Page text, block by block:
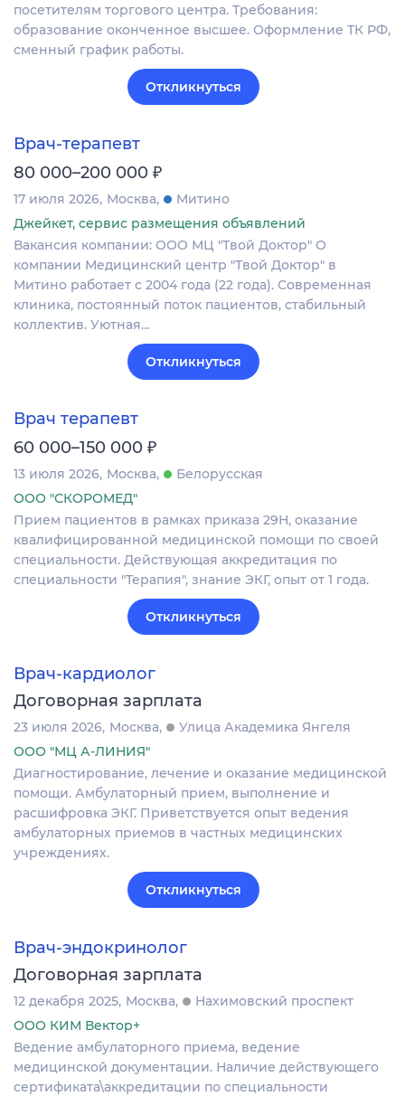
посетителям торгового центра. Требования:
образование оконченное высшее. Оформление ТК РФ,
сменный график работы.
Откликнуться
Врач-терапевт
80 000–200 000 ₽
17 июля 2026 Москва
Митино
Джейкет, сервис размещения объявлений
Вакансия компании: ООО МЦ "Твой Доктор" О
компании Медицинский центр "Твой Доктор" в
Митино работает с 2004 года (22 года). Современная
клиника, постоянный поток пациентов, стабильный
коллектив. Уютная…
Откликнуться
Врач терапевт
60 000–150 000 ₽
13 июля 2026 Москва
Белорусская
ООО "СКОРОМЕД"
Прием пациентов в рамках приказа 29Н, оказание
квалифицированной медицинской помощи по своей
специальности. Действующая аккредитация по
специальности "Терапия", знание ЭКГ, опыт от 1 года.
Откликнуться
Врач-кардиолог
Договорная зарплата
23 июля 2026 Москва
Улица Академика Янгеля
ООО "МЦ А-ЛИНИЯ"
Диагностирование, лечение и оказание медицинской
помощи. Амбулаторный прием, выполнение и
расшифровка ЭКГ. Приветствуется опыт ведения
амбулаторных приемов в частных медицинских
учреждениях.
Откликнуться
Врач-эндокринолог
Договорная зарплата
12 декабря 2025 Москва
Нахимовский проспект
ООО КИМ Вектор+
Ведение амбулаторного приема, ведение
медицинской документации. Наличие действующего
сертификата\аккредитации по специальности